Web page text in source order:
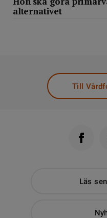
alternativet
Till
Läs